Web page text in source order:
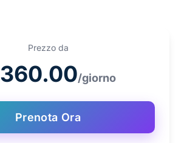
Prezzo da
360.00/giorno
Prenota Ora